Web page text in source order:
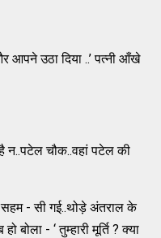
आपने उठा दिया ..’ पत्नी आँखे
न..पटेल चौक..वहां पटेल की
सहम - सी गई..थोड़े अंतराल के
बोला - ‘ तुम्हारी मूर्ति ? क्या